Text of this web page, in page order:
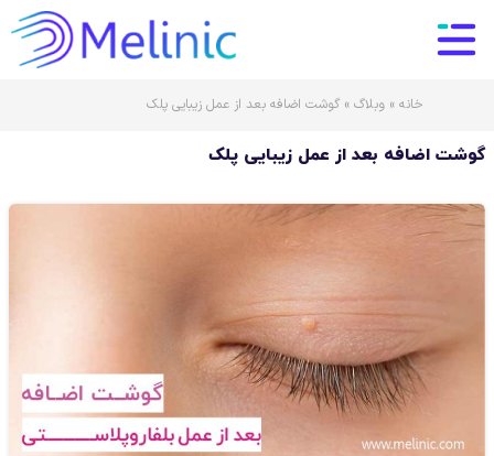
خانه » وبلاگ » گوشت اضافه بعد از عمل زیبایی پلک
گوشت اضافه بعد از عمل زیبایی پلک